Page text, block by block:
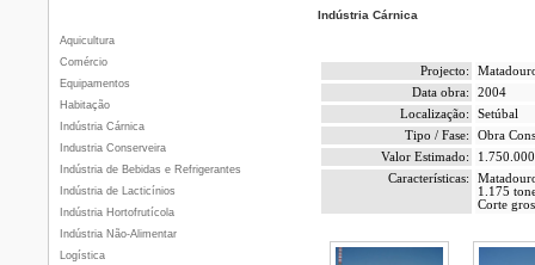
Aquicultura
Comércio
Equipamentos
Habitação
Indústria Cárnica
Industria Conserveira
Indústria de Bebidas e Refrigerantes
Indústria de Lacticínios
Indústria Hortofrutícola
Indústria Não-Alimentar
Logística
Indústria Cárnica
Projecto:
Data obra:
2004
Localização:
Setúbal
Tipo / Fase:
Obra
Valor Estimado:
Características:
1.175
Corte